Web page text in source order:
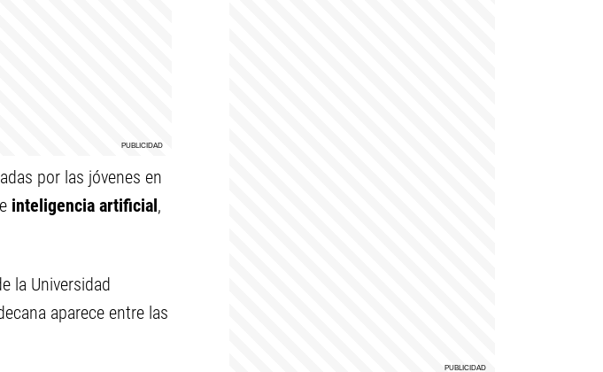
por las jóvenes en
inteligencia artificial,
la Universidad
aparece entre las